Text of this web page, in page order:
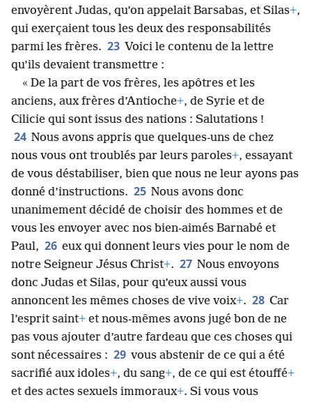
envoyèrent Judas, qu’on appelait Barsabas, et Silas+,
qui exerçaient tous les deux des responsabilités
parmi les frères. 23 Voici le contenu de la lettre
qu’ils devaient transmettre :
« De la part de vos frères, les apôtres et les
anciens, aux frères d’Antioche+, de Syrie et de
Cilicie qui sont issus des nations : Salutations !
24 Nous avons appris que quelques-uns de chez
nous vous ont troublés par leurs paroles+, essayant
de vous déstabiliser, bien que nous ne leur ayons pas
donné d’instructions. 25 Nous avons donc
unanimement décidé de choisir des hommes et de
vous les envoyer avec nos bien-aimés Barnabé et
Paul, 26 eux qui donnent leurs vies pour le nom de
notre Seigneur Jésus Christ+. 27 Nous envoyons
donc Judas et Silas, pour qu’eux aussi vous
annoncent les mêmes choses de vive voix+. 28 Car
l’esprit saint+ et nous-mêmes avons jugé bon de ne
pas vous ajouter d’autre fardeau que ces choses qui
sont nécessaires : 29 vous abstenir de ce qui a été
sacrifié aux idoles+, du sang+, de ce qui est étouffé+
et des actes sexuels immoraux+. Si vous vous